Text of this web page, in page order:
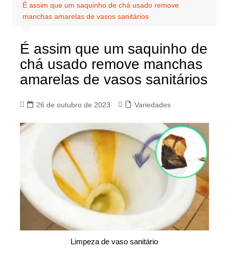
É assim que um saquinho de chá usado remove
manchas amarelas de vasos sanitários
É assim que um saquinho de
chá usado remove manchas
amarelas de vasos sanitários
26 de outubro de 2023 Variedades
Limpeza de vaso sanitário